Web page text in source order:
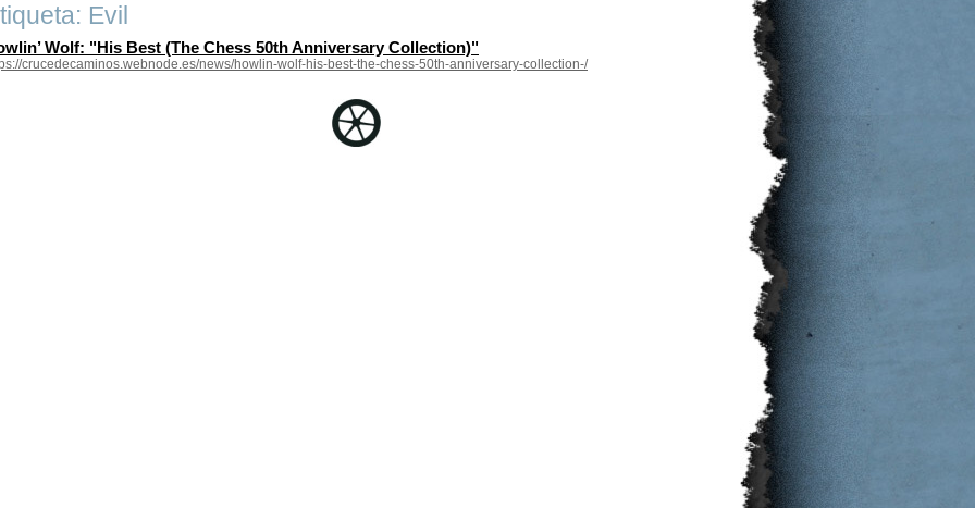
Evil
Wolf: "His Best (The Chess 50th Anniversary Collection)"
crucedecaminos.webnode.es/news/howlin-wolf-his-best-the-chess-50th-anniversary-collection-/